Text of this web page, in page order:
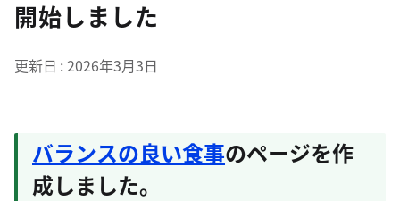
開始しました
更新日 2026年3月3日
バランスの良い食事のページを作
成しました。